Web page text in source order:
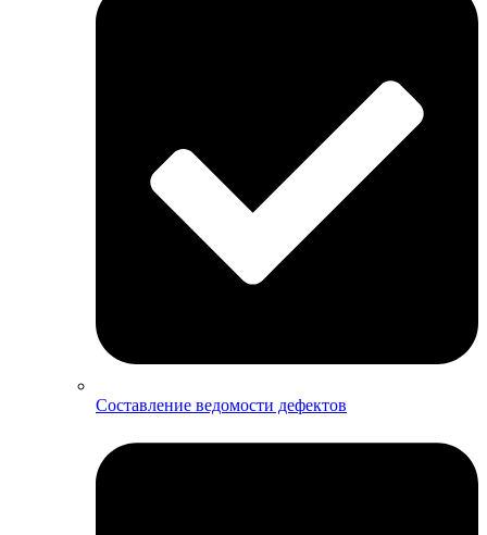
Составление ведомости дефектов